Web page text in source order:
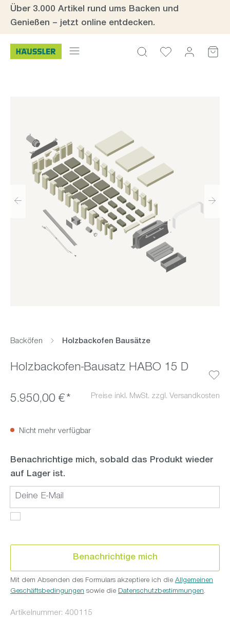
Zum Hauptinhalt springen
Über 3.000 Artikel rund ums Backen und
Genießen – jetzt online entdecken.
Backöfen Holzbackofen Bausätze
Holzbackofen-Bausatz HABO 15 D
5.950,00 €* Preise inkl. MwSt. zzgl. Versandkosten
Nicht mehr verfügbar
Benachrichtige mich, sobald das Produkt wieder
auf Lager ist.
Deine E-Mail
Benachrichtige mich
Mit dem Absenden des Formulars akzeptiere ich die Allgemeinen
Geschäftsbedingungen sowie die Datenschutzbestimmungen.
Artikelnummer: 400115